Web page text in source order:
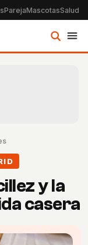
ParejaMascotasSalud
y la
casera